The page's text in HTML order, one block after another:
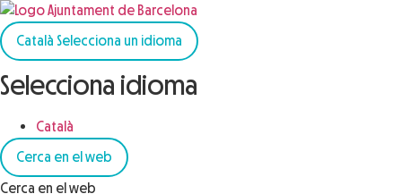
Català Selecciona un idioma
Selecciona idioma
Català
Cerca en el web
Cerca en el web